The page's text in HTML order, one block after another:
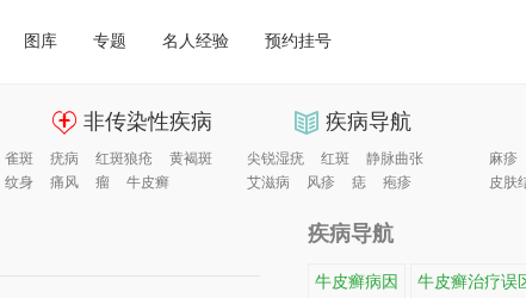
图库 专题 名人经验 预约挂号
非传染性疾病
雀斑 疣病 红斑狼疮
黄褐斑
纹身
痛风 瘤 牛皮癣
疾病导航
尖锐湿疣 红斑
静脉曲张
艾滋病
风疹 痣 疱疹
麻疹
皮肤
疾病导航
牛皮癣病因 牛皮癣治疗误